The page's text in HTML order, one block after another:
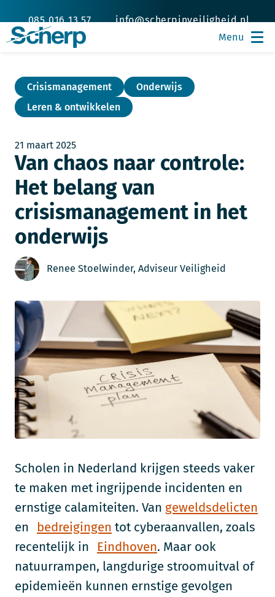
085 016 13 57 info@scherpinveiligheid.nl
Crisismanagement
Onderwijs
Leren & ontwikkelen
21 maart 2025
Van chaos naar controle:
Het belang van
crisismanagement in het
onderwijs
Renee Stoelwinder, Adviseur Veiligheid
Scholen in Nederland krijgen steeds vaker
te maken met ingrijpende incidenten en
ernstige calamiteiten. Van geweldsdelicten
en
bedreigingen tot cyberaanvallen, zoals
recentelijk in
Eindhoven. Maar ook
natuurrampen, langdurige stroomuitval of
epidemieën kunnen ernstige gevolgen